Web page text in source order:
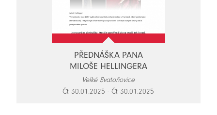
PŘEDNÁŠKA PANA
MILOŠE HELLINGERA
Velké Svatoňovice
Čt 30.01.2025 - Čt 30.01.2025